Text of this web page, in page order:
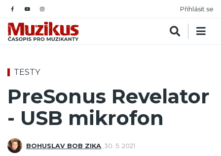
Přihlásit se
TESTY
PreSonus Revelator
- USB mikrofon
BOHUSLAV BOB ZIKA 30. 5. 2021